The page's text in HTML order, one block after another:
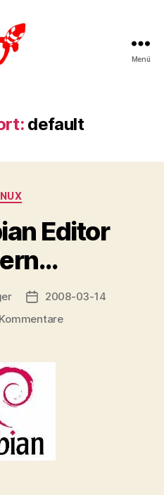
Menü
default
Kategorien
Editor
Veröffentlichungsdatum
2008-03-14
zu